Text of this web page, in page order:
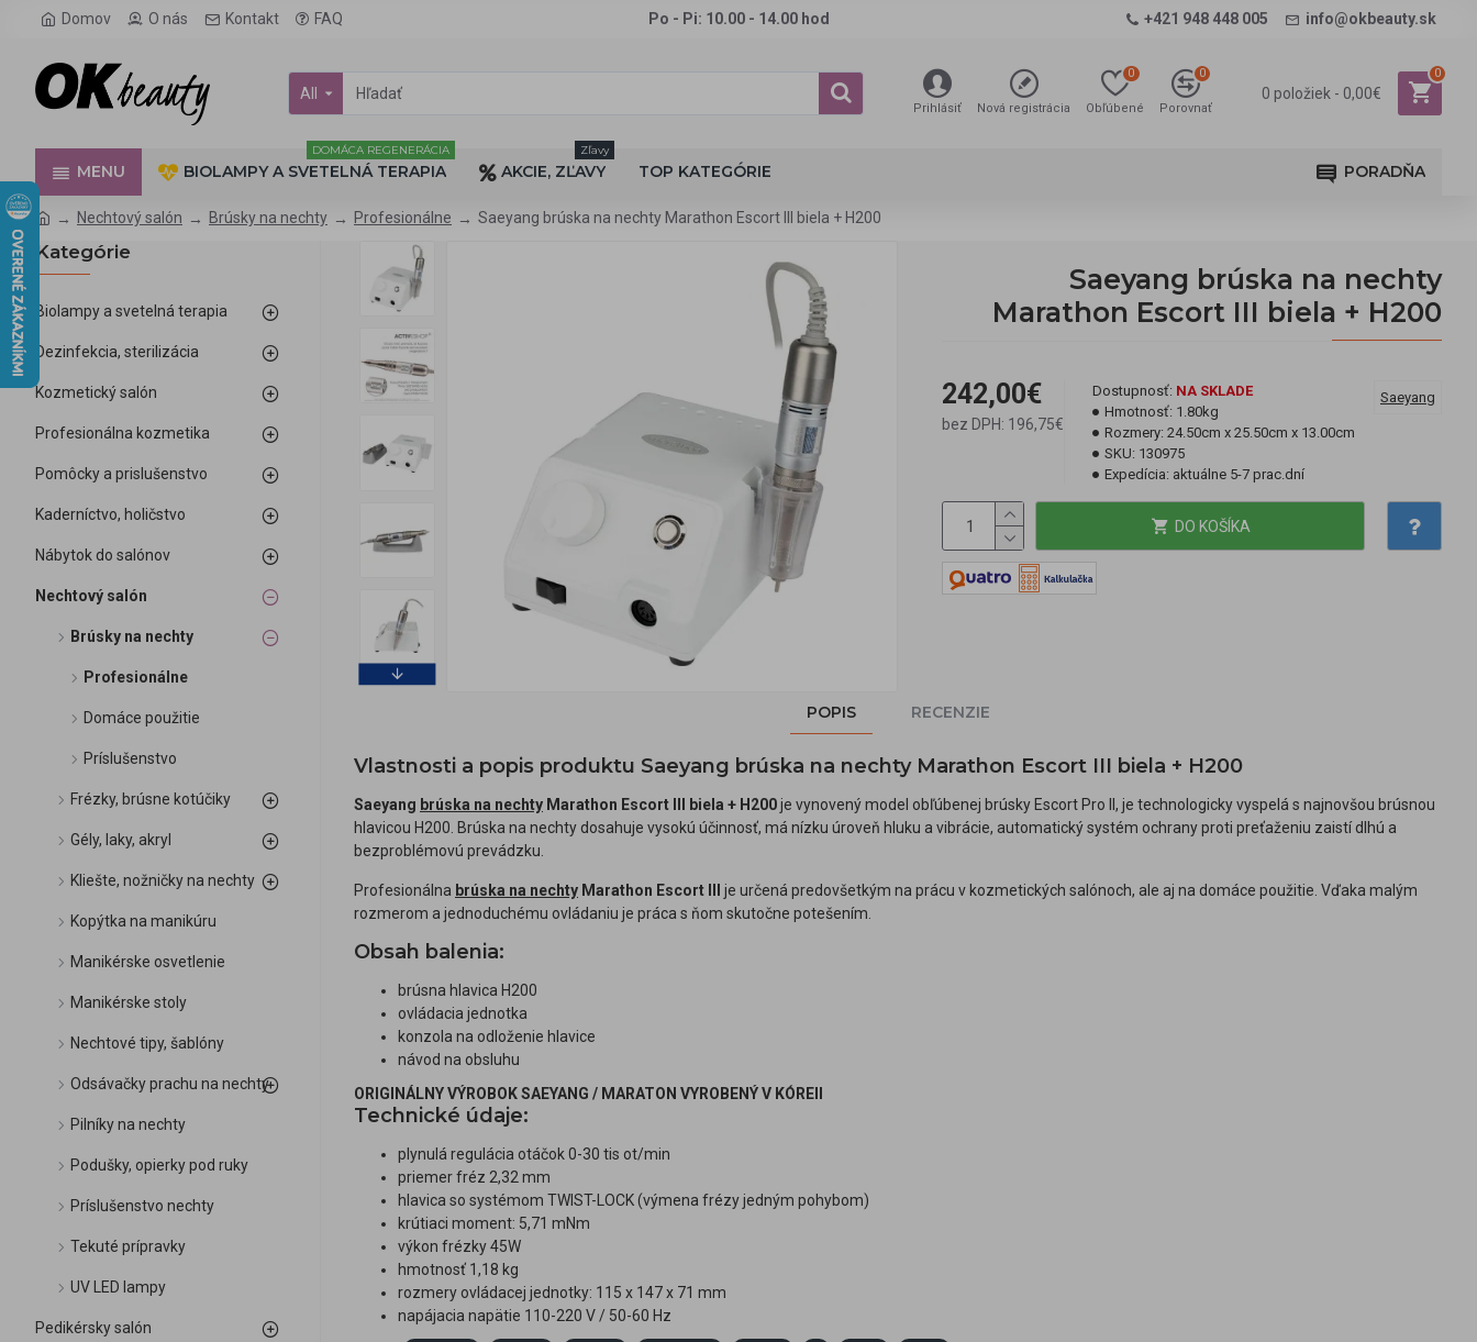
Domov O nás Kontakt FAQ Po - Pi: 10.00 - 14.00 hod +421 948 448 005 info@okbeauty.sk
All
Prihlásiť Nová registrácia Obľúbené
0
Porovnať
0
0 položiek - 0,00€
0
MENU BIOLAMPY A SVETELNÁ TERAPIA
DOMÁCA REGENERÁCIA
AKCIE, ZĽAVY
Zľavy
TOP KATEGÓRIE PORADŇA
Nechtový salón Brúsky na nechty Profesionálne Saeyang brúska na nechty Marathon Escort III biela + H200
Kategórie
Biolampy a svetelná terapia
Dezinfekcia, sterilizácia
Kozmetický salón
Profesionálna kozmetika
Pomôcky a prislušenstvo
Kaderníctvo, holičstvo
Nábytok do salónov
Nechtový salón
Brúsky na nechty
Profesionálne
Domáce použitie
Príslušenstvo
Frézky, brúsne kotúčiky
Gély, laky, akryl
Kliešte, nožničky na nechty
Kopýtka na manikúru
Manikérske osvetlenie
Manikérske stoly
Nechtové tipy, šablóny
Odsávačky prachu na nechty
Pilníky na nechty
Podušky, opierky pod ruky
Príslušenstvo nechty
Tekuté prípravky
UV LED lampy
Pedikérsky salón
Saeyang brúska na nechty
Marathon Escort III biela + H200
242,00€
bez DPH: 196,75€
Dostupnosť: NA SKLADE
Hmotnosť: 1.80kg
Rozmery: 24.50cm x 25.50cm x 13.00cm
SKU: 130975
Expedícia: aktuálne 5-7 prac.dní
Saeyang
DO KOŠÍKA
POPIS RECENZIE
Vlastnosti a popis produktu Saeyang brúska na nechty Marathon Escort III biela + H200
Saeyang brúska na nechty Marathon Escort III biela + H200je vynovený model obľúbenej brúsky Escort Pro II, je technologicky vyspelá s najnovšou brúsnou
hlavicou H200. Brúska na nechty dosahuje vysokú účinnosť, má nízku úroveň hluku a vibrácie, automatický systém ochrany proti preťaženiu zaistí dlhú a
bezproblémovú prevádzku.
Profesionálna brúska na nechty Marathon Escort III je určená predovšetkým na prácu v kozmetických salónoch, ale aj na domáce použitie. Vďaka malým
rozmerom a jednoduchému ovládaniu je práca s ňom skutočne potešením.
Obsah balenia:
brúsna hlavica H200
ovládacia jednotka
konzola na odloženie hlavice
návod na obsluhu
ORIGINÁLNY VÝROBOK SAEYANG / MARATON VYROBENÝ V KÓREII
Technické údaje:
plynulá regulácia otáčok 0-30 tis ot/min
priemer fréz 2,32 mm
hlavica so systémom TWIST-LOCK (výmena frézy jedným pohybom)
krútiaci moment: 5,71 mNm
výkon frézky 45W
hmotnosť 1,18 kg
rozmery ovládacej jednotky: 115 x 147 x 71 mm
napájacia napätie 110-220 V / 50-60 Hz